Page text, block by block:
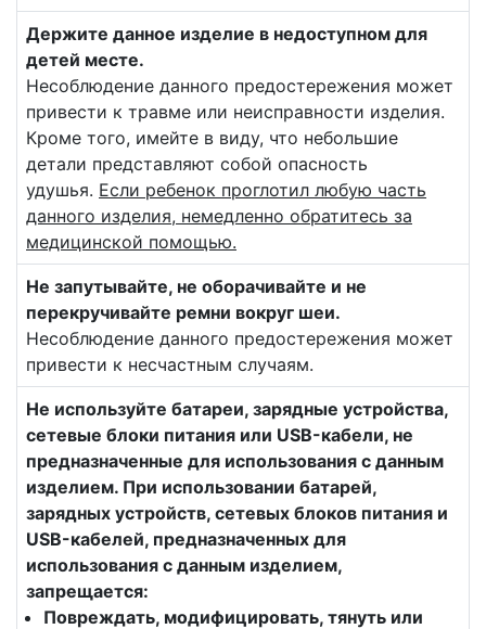
Держите данное изделие в недоступном для
детей месте.
Несоблюдение данного предостережения может
привести к травме или неисправности изделия.
Кроме того, имейте в виду, что небольшие
детали представляют собой опасность
удушья. Если ребенок проглотил любую часть
данного изделия, немедленно обратитесь за
медицинской помощью.
Не запутывайте, не оборачивайте и не
перекручивайте ремни вокруг шеи.
Несоблюдение данного предостережения может
привести к несчастным случаям.
Не используйте батареи, зарядные устройства,
сетевые блоки питания или USB-кабели, не
предназначенные для использования с данным
изделием. При использовании батарей,
зарядных устройств, сетевых блоков питания и
USB-кабелей, предназначенных для
использования с данным изделием,
запрещается:
Повреждать, модифицировать, тянуть или